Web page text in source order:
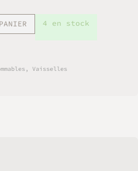
4 en stock
,Vaisselles